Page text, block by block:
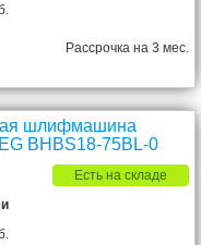
Рассрочка на 3 мес.
шлифмашина
BHBS18-75BL-0
Есть на складе